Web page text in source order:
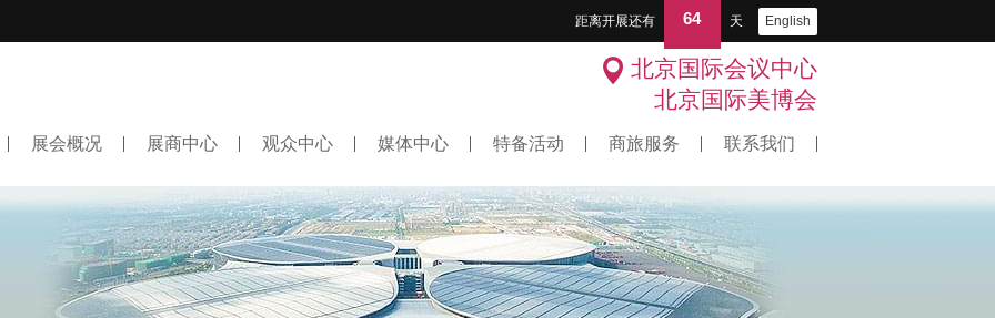
距离开展还有 64 天 English
展会概况 展商中心 观众中心 媒体中心 特备活动 商旅服务 联系我们
北京国际会议中心
北京国际美博会